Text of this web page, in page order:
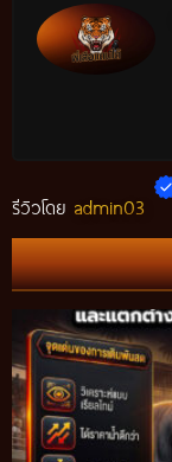
รีวิวโดย admin03